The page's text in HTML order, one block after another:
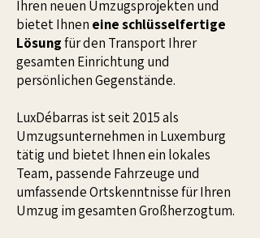
Ihren neuen Umzugsprojekten und
bietet Ihnen eine schlüsselfertige
Lösungfür den Transport Ihrer
gesamten Einrichtung und
persönlichen Gegenstände.
LuxDébarras ist seit 2015 als
Umzugsunternehmen in Luxemburg
tätig und bietet Ihnen ein lokales
Team, passende Fahrzeuge und
umfassende Ortskenntnisse für Ihren
Umzug im gesamten Großherzogtum.